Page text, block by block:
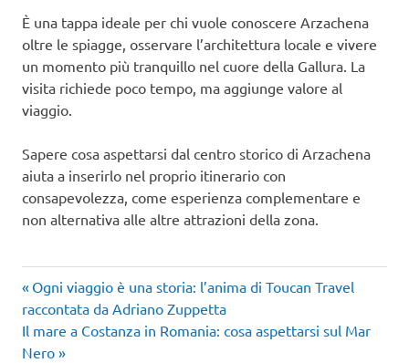
È una tappa ideale per chi vuole conoscere Arzachena
oltre le spiagge, osservare l’architettura locale e vivere
un momento più tranquillo nel cuore della Gallura. La
visita richiede poco tempo, ma aggiunge valore al
viaggio.
Sapere cosa aspettarsi dal centro storico di Arzachena
aiuta a inserirlo nel proprio itinerario con
consapevolezza, come esperienza complementare e
non alternativa alle altre attrazioni della zona.
Navigazione
articoli
Articolo
precedente:
Ogni viaggio è una storia: l’anima di Toucan Travel
raccontata da Adriano Zuppetta
Articolo
successivo:
Il mare a Costanza in Romania: cosa aspettarsi sul Mar
Nero